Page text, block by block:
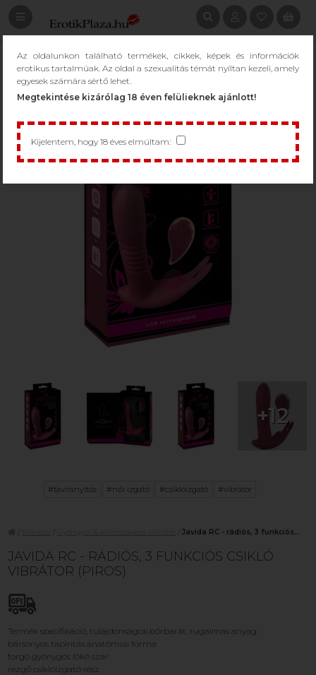
Az oldalunkon található termékek, cikkek, képek és információk
erotikus tartalmúak. Az oldal a szexualitás témát nyíltan kezeli, amely
egyesek számára sértő lehet.
Megtekintése kizárólag 18 éven felülieknek ajánlott!
Kijelentem, hogy 18 éves elmúltam:
+12
#távirányítós #női izgató #csiklóizgató #vibrátor
/Javida RC - rádiós, 3 funkciós...
JAVIDA RC - RÁDIÓS, 3 FUNKCIÓS CSIKLÓ
VIBRÁTOR (PIROS)
Termék specifikáció, tulajdonságok:bőrbarát, rugalmas anyag
bársonyos tapintás anatómiai forma
forgó gyönygös lökő szár
rezgő csiklóizgató rész